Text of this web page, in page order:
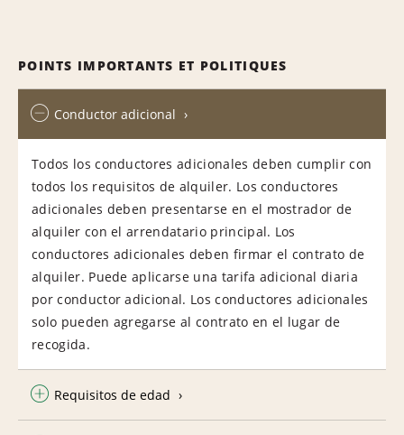
POINTS IMPORTANTS ET POLITIQUES
Conductor adicional
Todos los conductores adicionales deben cumplir con
todos los requisitos de alquiler. Los conductores
adicionales deben presentarse en el mostrador de
alquiler con el arrendatario principal. Los
conductores adicionales deben firmar el contrato de
alquiler. Puede aplicarse una tarifa adicional diaria
por conductor adicional. Los conductores adicionales
solo pueden agregarse al contrato en el lugar de
recogida.
Requisitos de edad